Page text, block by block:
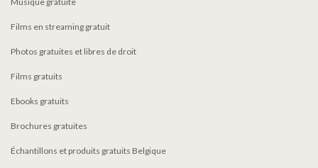
Films en streaming gratuit
Photos gratuites et libres de droit
Films gratuits
Ebooks gratuits
Brochures gratuites
Échantillons et produits gratuits Belgique